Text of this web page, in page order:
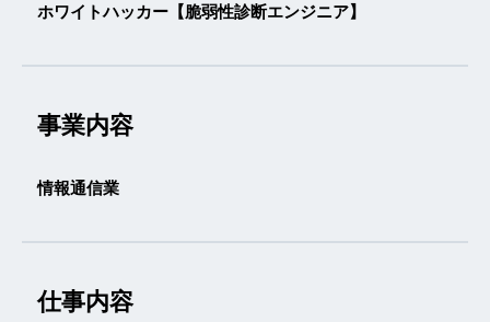
ホワイトハッカー【脆弱性診断エンジニア】
事業内容
情報通信業
仕事内容